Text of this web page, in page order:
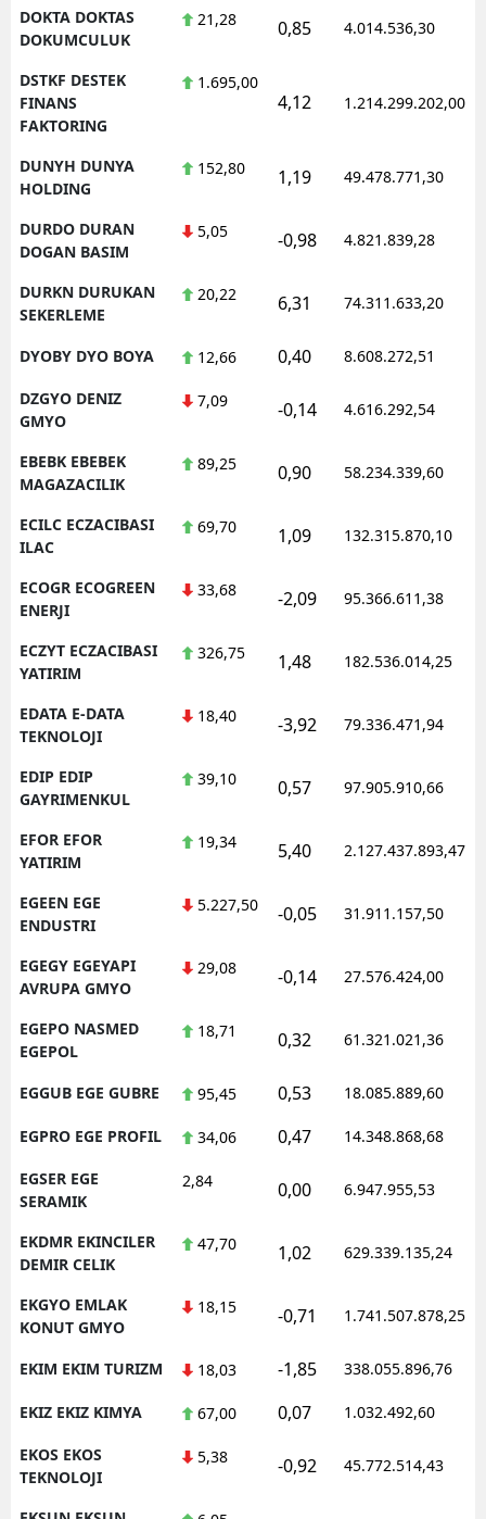
DOKTA DOKTAS
DOKUMCULUK
21,28 0,85 4.014.536,30
DSTKF DESTEK
FINANS
FAKTORING
1.695,00
4,12 1.214.299.202,00
DUNYH DUNYA
HOLDING
152,80 1,19 49.478.771,30
DURDO DURAN
DOGAN BASIM
5,05 -0,98 4.821.839,28
DURKN DURUKAN
SEKERLEME
20,22 6,31 74.311.633,20
DYOBY DYO BOYA 12,66 0,40 8.608.272,51
DZGYO DENIZ
GMYO
7,09 -0,14 4.616.292,54
EBEBK EBEBEK
MAGAZACILIK
89,25 0,90 58.234.339,60
ECILC ECZACIBASI
ILAC
69,70 1,09 132.315.870,10
ECOGR ECOGREEN
ENERJI
33,68 -2,09 95.366.611,38
ECZYT ECZACIBASI
YATIRIM
326,75 1,48 182.536.014,25
EDATA E-DATA
TEKNOLOJI
18,40 -3,92 79.336.471,94
EDIP EDIP
GAYRIMENKUL
39,10 0,57 97.905.910,66
EFOR EFOR
YATIRIM
19,34 5,40 2.127.437.893,47
EGEEN EGE
ENDUSTRI
5.227,50 -0,05 31.911.157,50
EGEGY EGEYAPI
AVRUPA GMYO
29,08 -0,14 27.576.424,00
EGEPO NASMED
EGEPOL
18,71 0,32 61.321.021,36
EGGUB EGE GUBRE 95,45 0,53 18.085.889,60
EGPRO EGE PROFIL 34,06 0,47 14.348.868,68
EGSER EGE
SERAMIK
2,84 0,00 6.947.955,53
EKDMR EKINCILER
DEMIR CELIK
47,70 1,02 629.339.135,24
EKGYO EMLAK
KONUT GMYO
18,15 -0,71 1.741.507.878,25
EKIM EKIM TURIZM 18,03 -1,85 338.055.896,76
EKIZ EKIZ KIMYA 67,00 0,07 1.032.492,60
EKOS EKOS
TEKNOLOJI
5,38 -0,92 45.772.514,43